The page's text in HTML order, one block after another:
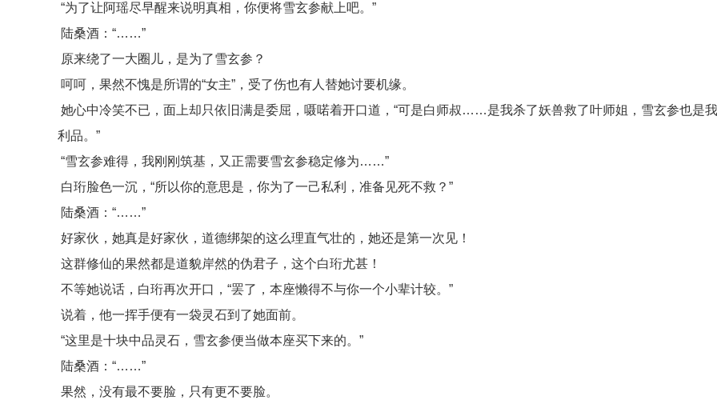
“为了让阿瑶尽早醒来说明真相，你便将雪玄参献上吧。”
陆桑酒：“……”
原来绕了一大圈儿，是为了雪玄参？
呵呵，果然不愧是所谓的“女主”，受了伤也有人替她讨要机缘。
她心中冷笑不已，面上却只依旧满是委屈，嗫喏着开口道，“可是白师叔……是我杀了妖兽救了叶师姐，雪玄参也是
利品。”
“雪玄参难得，我刚刚筑基，又正需要雪玄参稳定修为……”
白珩脸色一沉，“所以你的意思是，你为了一己私利，准备见死不救？”
陆桑酒：“……”
好家伙，她真是好家伙，道德绑架的这么理直气壮的，她还是第一次见！
这群修仙的果然都是道貌岸然的伪君子，这个白珩尤甚！
不等她说话，白珩再次开口，“罢了，本座懒得不与你一个小辈计较。”
说着，他一挥手便有一袋灵石到了她面前。
“这里是十块中品灵石，雪玄参便当做本座买下来的。”
陆桑酒：“……”
果然，没有最不要脸，只有更不要脸。